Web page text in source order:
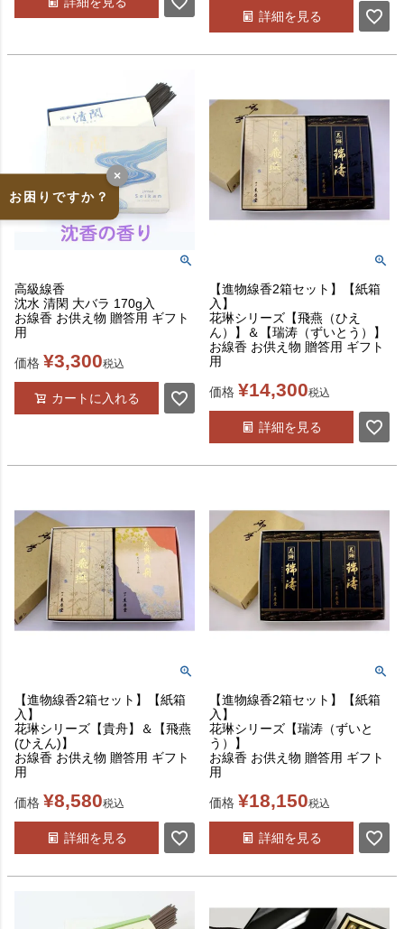
詳細を見る
高級線香
沈水 清閑 大バラ 170g入
お線香 お供え物 贈答用 ギフト
用
価格 ¥3,300税込
カートに入れる
【進物線香2箱セット】【紙箱
入】
花琳シリーズ【飛燕（ひえ
ん）】＆【瑞涛（ずいとう）】
お線香 お供え物 贈答用 ギフト
用
価格 ¥14,300税込
詳細を見る
【進物線香2箱セット】【紙箱
入】
花琳シリーズ【貴舟】＆【飛燕
(ひえん)】
お線香 お供え物 贈答用 ギフト
用
価格 ¥8,580税込
詳細を見る
【進物線香2箱セット】【紙箱
入】
花琳シリーズ【瑞涛（ずいと
う）】
お線香 お供え物 贈答用 ギフト
用
価格 ¥18,150税込
詳細を見る
お困りですか？
×